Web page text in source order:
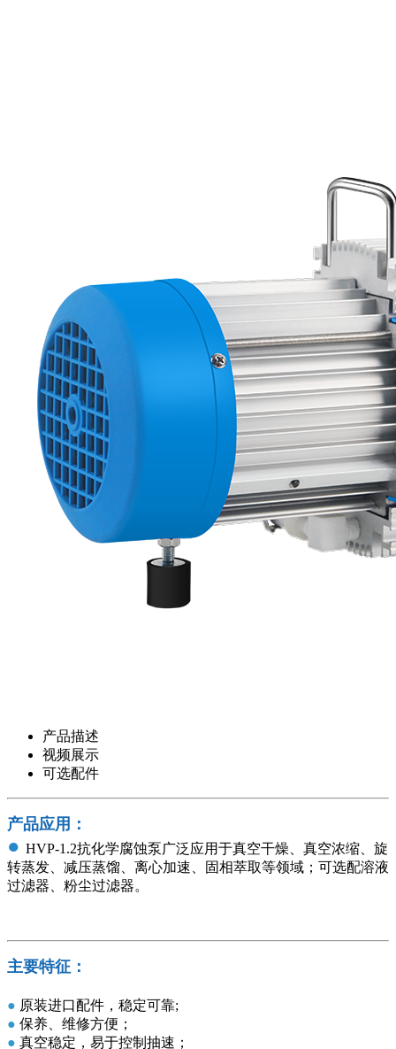
产品描述
视频展示
可选配件
产品应用：
● HVP-1.2抗化学腐蚀泵广泛应用于真空干燥、真空浓缩、旋
转蒸发、减压蒸馏、离心加速、固相萃取等领域；可选配溶液
过滤器、粉尘过滤器。
主要特征：
● 原装进口配件，稳定可靠;
● 保养、维修方便；
● 真空稳定，易于控制抽速；